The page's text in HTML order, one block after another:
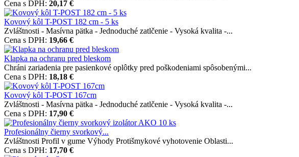
Cena s DPH: 20,17 €
Kovový kôl T-POST 182 cm - 5 ks
Zvláštnosti - Masívna pätka - Jednoduché zatlčenie - Vysoká kvalita -...
Cena s DPH: 19,66 €
Klapka na ochranu pred bleskom
Chráni zariadenia pre pasienkové oplôtky pred poškodeniami spôsobenými...
Cena s DPH: 18,18 €
Kovový kôl T-POST 167cm
Zvláštnosti - Masívna pätka - Jednoduché zatlčenie - Vysoká kvalita -...
Cena s DPH: 17,90 €
Profesionálny čierny svorkový...
Zvláštnosti Profil v gume Výhody Protišmykové vyhotovenie Oblasti...
Cena s DPH: 17,70 €